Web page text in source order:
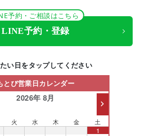
予約・ご相談はこちら
LINE予約・登録
い日をタップしてください
とび営業日カレンダー
2026年 8月
火 水 木 金 土
1